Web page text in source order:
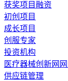
获奖项目融资
初创项目
成长项目
创服专家
投资机构
医疗器械创新网
供应链管理